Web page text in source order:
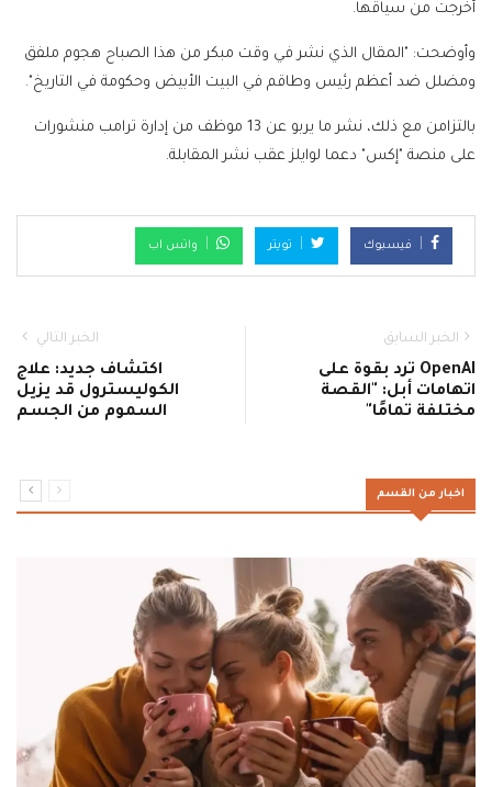
أخرجت من سياقها.
وأوضحت: "المقال الذي نشر في وقت مبكر من هذا الصباح هجوم ملفق
ومضلل ضد أعظم رئيس وطاقم في البيت الأبيض وحكومة في التاريخ".
بالتزامن مع ذلك، نشر ما يربو عن 13 موظف من إدارة ترامب منشورات
على منصة "إكس" دعما لوايلز عقب نشر المقابلة.
فيسبوك تويتر واتس اب
الخبر السابق
OpenAI ترد بقوة على
اتهامات أبل: "القصة
مختلفة تمامًا"
الخبر التالي
اكتشاف جديد: علاج
الكوليسترول قد يزيل
السموم من الجسم
اخبار من القسم